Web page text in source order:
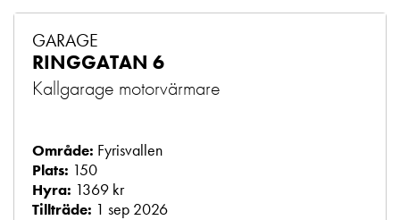
GARAGE
RINGGATAN 6
Kallgarage motorvärmare
Område: Fyrisvallen
Plats: 150
Hyra: 1369 kr
Tillträde: 1 sep 2026